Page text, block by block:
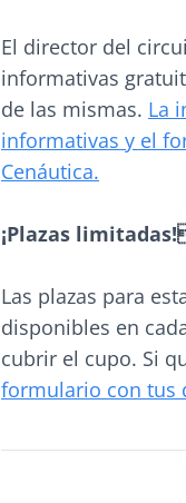
El director del
informativas
de las mismas. La
informativas y el
Cenáutica.
¡Plazas
Las plazas para
disponibles en
cubrir el cupo. Si
formulario con tus